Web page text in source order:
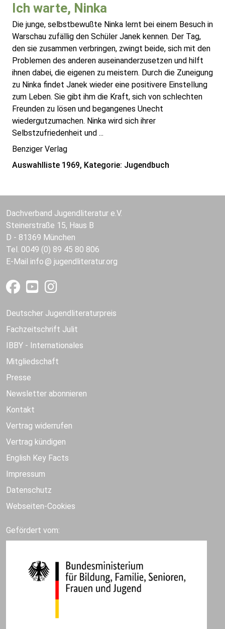
Ich warte, Ninka
Die junge, selbstbewußte Ninka lernt bei einem Besuch in
Warschau zufällig den Schüler Janek kennen. Der Tag,
den sie zusammen verbringen, zwingt beide, sich mit den
Problemen des anderen auseinanderzusetzen und hilft
ihnen dabei, die eigenen zu meistern. Durch die Zuneigung
zu Ninka findet Janek wieder eine positivere Einstellung
zum Leben. Sie gibt ihm die Kraft, sich von schlechten
Freunden zu lösen und begangenes Unecht
wiedergutzumachen. Ninka wird sich ihrer
Selbstzufriedenheit und ...
Benziger Verlag
Auswahlliste 1969, Kategorie: Jugendbuch
Dachverband Jugendliteratur e.V.
Steinerstraße 15, Haus B
D - 81369 München
Tel. 0049 (0) 89 45 80 806
E-Mail info jugendliteratur.org
Deutscher Jugendliteraturpreis
Fachzeitschrift Julit
IBBY - Internationales
Mitgliedschaft
Presse
Newsletter abonnieren
Kontakt
Vertrag widerrufen
Vertrag kündigen
English Key Facts
Impressum
Datenschutz
Webseiten-Cookies
Gefördert vom: